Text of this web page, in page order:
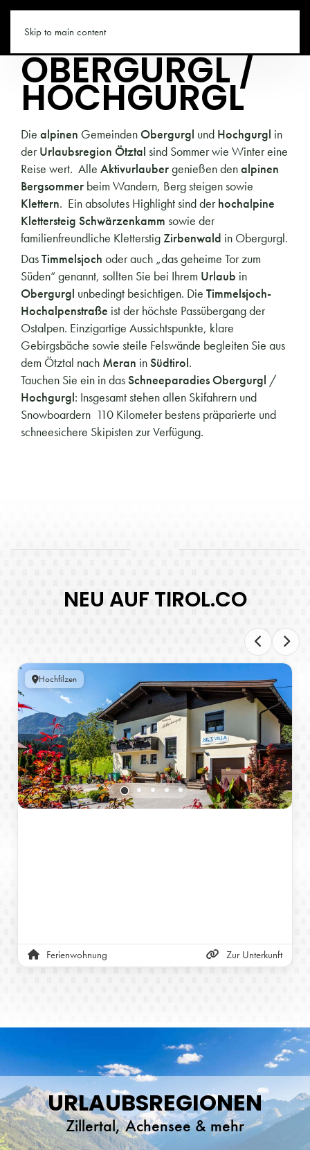
Skip to main content
TIROL.CO
OBERGURGL /
HOCHGURGL
Die alpinen Gemeinden Obergurgl und Hochgurgl in
derUrlaubsregion Ötztal sind Sommer wie Winter eine
Reise wert. Alle Aktivurlaubergenießen denalpinen
Bergsommer beim Wandern, Berg steigen sowie
Klettern. Ein absolutes Highlight sind derhochalpine
Klettersteig Schwärzenkamm sowie der
familienfreundliche KletterstigZirbenwald in Obergurgl.
DasTimmelsjoch oder auch „das geheime Tor zum
Süden“ genannt, sollten Sie bei Ihrem Urlaub in
Obergurgl unbedingt besichtigen. Die Timmelsjoch-
Hochalpenstraße ist der höchste Passübergang der
Ostalpen. Einzigartige Aussichtspunkte, klare
Gebirgsbäche sowie steile Felswände begleiten Sie aus
dem Ötztal nach Meran inSüdtirol.
Tauchen Sie ein in dasSchneeparadies Obergurgl /
Hochgurgl: Insgesamt stehen allen Skifahrern und
Snowboardern 110 Kilometer bestens präparierte und
schneesichere Skipisten zur Verfügung.
NEU AUF TIROL.CO
Hochfilzen
Ferienwohnung Zur Unterkunft
URLAUBSREGIONEN
Zillertal, Achensee & mehr